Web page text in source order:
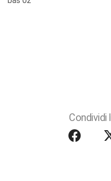
Condividi